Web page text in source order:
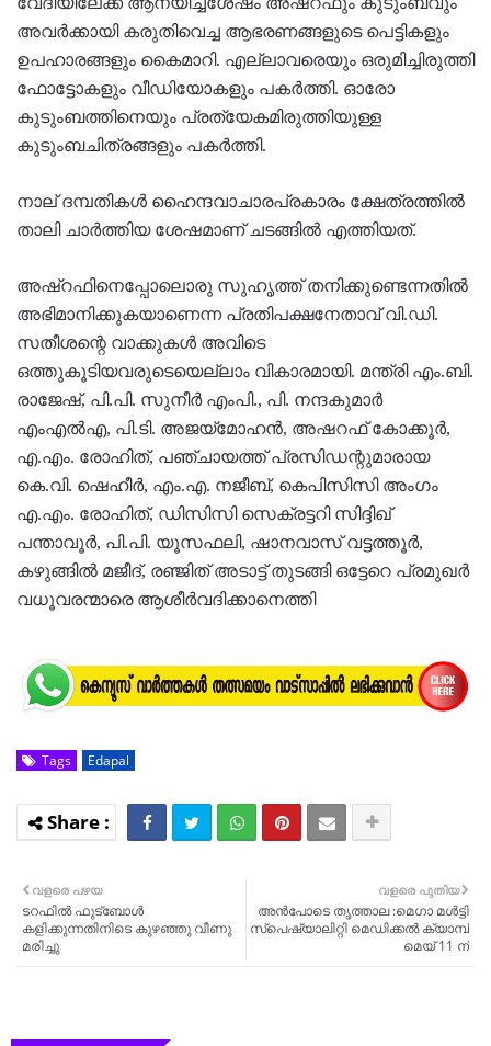
അവര്‍ക്കായി കരുതിവെച്ച ആഭരണങ്ങളുടെ പെട്ടികളും
ഉപഹാരങ്ങളും കൈമാറി. എല്ലാവരെയും ഒരുമിച്ചിരുത്തി
ഫോട്ടോകളും വീഡിയോകളും പകര്‍ത്തി. ഓരോ
കുടുംബത്തിനെയും പ്രത്യേകമിരുത്തിയുള്ള
കുടുംബചിത്രങ്ങളും പകര്‍ത്തി.
നാല് ദമ്പതികൾ ഹൈന്ദവാചാരപ്രകാരം ക്ഷേത്രത്തിൽ
താലി ചാർത്തിയ ശേഷമാണ് ചടങ്ങിൽ എത്തിയത്.
അഷ്റഫിനെപ്പോലൊരു സുഹൃത്ത് തനിക്കുണ്ടെന്നതില്‍
അഭിമാനിക്കുകയാണെന്ന പ്രതിപക്ഷനേതാവ് വി.ഡി.
സതീശന്റെ വാക്കുകള്‍ അവിടെ
ഒത്തുകൂടിയവരുടെയെല്ലാം വികാരമായി. മന്ത്രി എം.ബി.
രാജേഷ്, പി.പി. സുനീര്‍ എംപി., പി. നന്ദകുമാര്‍
എംഎല്‍എ, പി.ടി. അജയ്മോഹന്‍, അഷറഫ് കോക്കൂര്‍,
എ.എം. രോഹിത്, പഞ്ചായത്ത് പ്രസിഡന്റുമാരായ
കെ.വി. ഷെഹീര്‍, എം.എ. നജീബ്, കെപിസിസി അംഗം
എ.എം. രോഹിത്, ഡിസിസി സെക്രട്ടറി സിദ്ദിഖ്
പന്താവൂര്‍, പി.പി. യൂസഫലി, ഷാനവാസ് വട്ടത്തൂര്‍,
കഴുങ്ങില്‍ മജീദ്, രഞ്ജിത് അടാട്ട് തുടങ്ങി ഒട്ടേറെ പ്രമുഖര്‍
വധൂവരന്മാരെ ആശീര്‍വദിക്കാനെത്തി
Tags Edapal
വളരെ പുതിയ
അൻപോടെ തൃത്താല :മെഗാ മൾട്ടി
സ്പെഷ്യാലിറ്റി മെഡിക്കൽ ക്യാമ്പ്
മെയ് 11 ന്
വളരെ പഴയ
ടറഫിൽ ഫുട്ബോൾ
കളിക്കുന്നതിനിടെ കുഴഞ്ഞു വീണു
മരിച്ചു